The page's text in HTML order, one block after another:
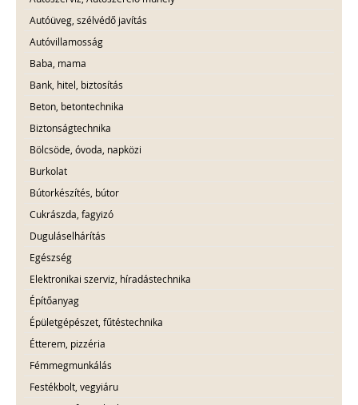
Autóüveg, szélvédő javítás
Autóvillamosság
Baba, mama
Bank, hitel, biztosítás
Beton, betontechnika
Biztonságtechnika
Bölcsöde, óvoda, napközi
Burkolat
Bútorkészítés, bútor
Cukrászda, fagyizó
Duguláselhárítás
Egészség
Elektronikai szerviz, híradástechnika
Építőanyag
Épületgépészet, fűtéstechnika
Étterem, pizzéria
Fémmegmunkálás
Festékbolt, vegyiáru